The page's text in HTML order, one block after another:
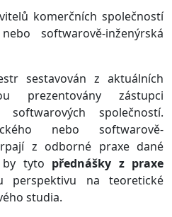
komerčních společností
softwarově-inženýrská
sestavován z aktuálních
prezentovány zástupci
softwarových společností.
nebo softwarově-
z odborné praxe dané
by tyto přednášky z praxe
perspektivu na teoretické
studia.